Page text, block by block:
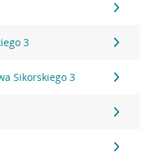
3
Sikorskiego 3